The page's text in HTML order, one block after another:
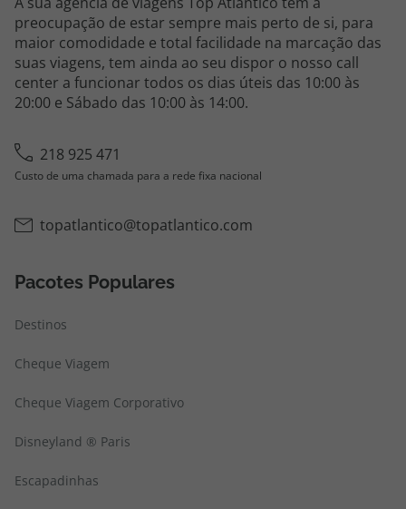
preocupação de estar sempre mais perto de si, para
maior comodidade e total facilidade na marcação das
suas viagens, tem ainda ao seu dispor o nosso call
center a funcionar todos os dias úteis das 10:00 às
20:00 e Sábado das 10:00 às 14:00.
218 925 471
Custo de uma chamada para a rede fixa nacional
topatlantico@topatlantico.com
Pacotes Populares
Destinos
Cheque Viagem
Cheque Viagem Corporativo
Disneyland ® Paris
Escapadinhas